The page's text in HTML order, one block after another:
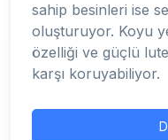
sahip besinleri ise
oluşturuyor. Koyu
özelliği ve güçlü
karşı koruyabiliyor.